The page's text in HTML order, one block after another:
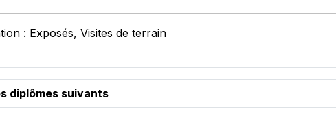
: Exposés, Visites de terrain
diplômes suivants